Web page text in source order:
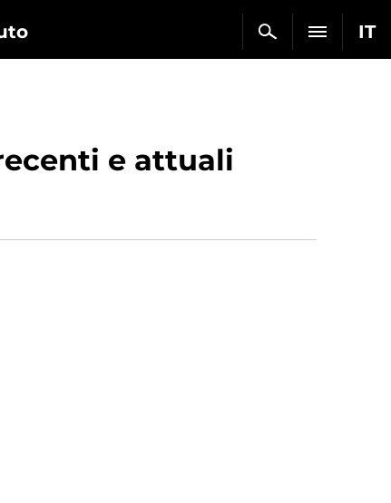
IT
e attuali